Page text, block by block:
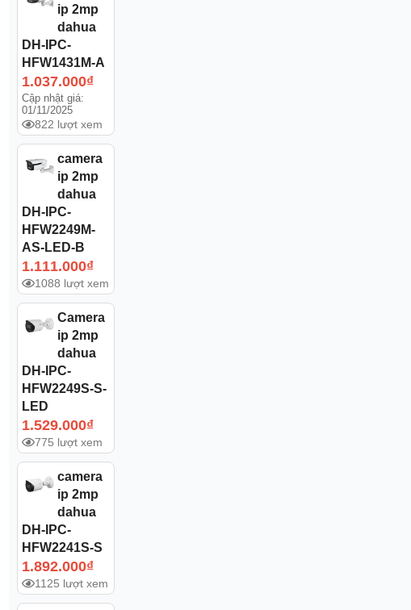
ip 2mp
dahua
DH-IPC-
HFW1431M-A
1.037.000₫
Cập nhật giá:
01/11/2025
822 lượt xem
camera
ip 2mp
dahua
DH-IPC-
HFW2249M-
AS-LED-B
1.111.000₫
1088 lượt xem
Camera
ip 2mp
dahua
DH-IPC-
HFW2249S-S-
LED
1.529.000₫
775 lượt xem
camera
ip 2mp
dahua
DH-IPC-
HFW2241S-S
1.892.000₫
1125 lượt xem